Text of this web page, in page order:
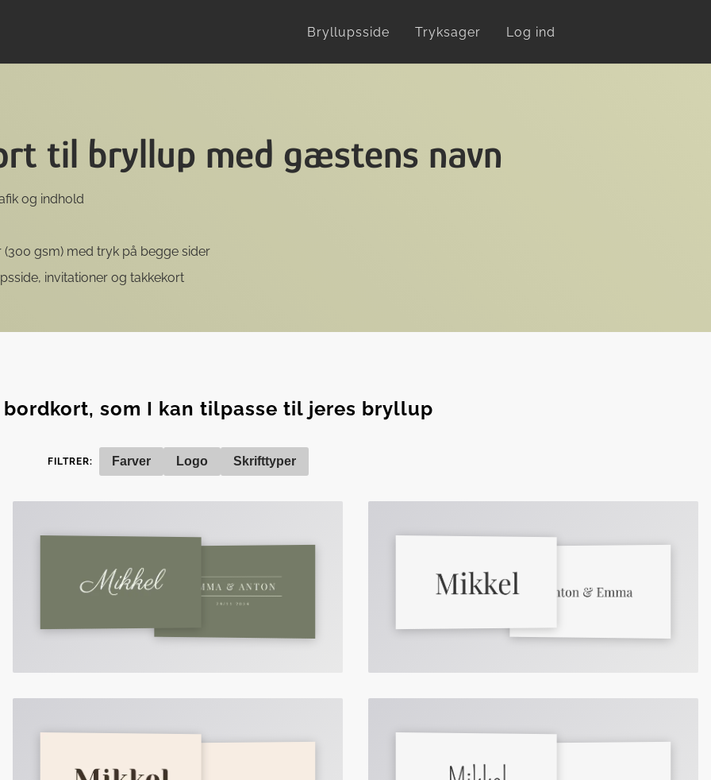
Bryllupsside Tryksager Log ind
til bryllup med gæstens navn
og indhold
gsm) med tryk på begge sider
invitationer og takkekort
som I kan tilpasse til jeres bryllup
FILTRER: Farver Logo Skrifttyper